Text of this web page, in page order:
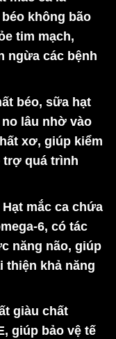
không bão
tim mạch,
ngừa các bệnh
béo, sữa hạt
lâu nhờ vào
xơ, giúp kiểm
trợ quá trình
Hạt mắc ca chứa
6, có tác
năng não, giúp
thiện khả năng
giàu chất
giúp bảo vệ tế